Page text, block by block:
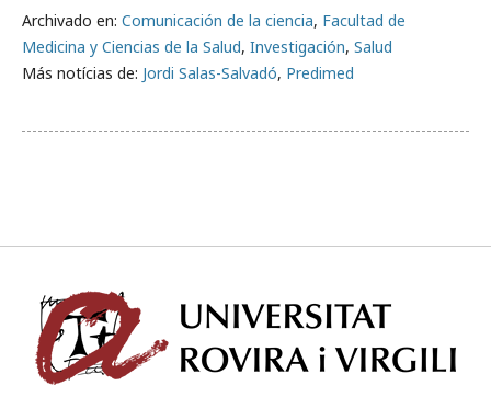
Archivado en: Comunicación de la ciencia, Facultad de
Medicina y Ciencias de la Salud, Investigación, Salud
Más notícias de: Jordi Salas-Salvadó, Predimed